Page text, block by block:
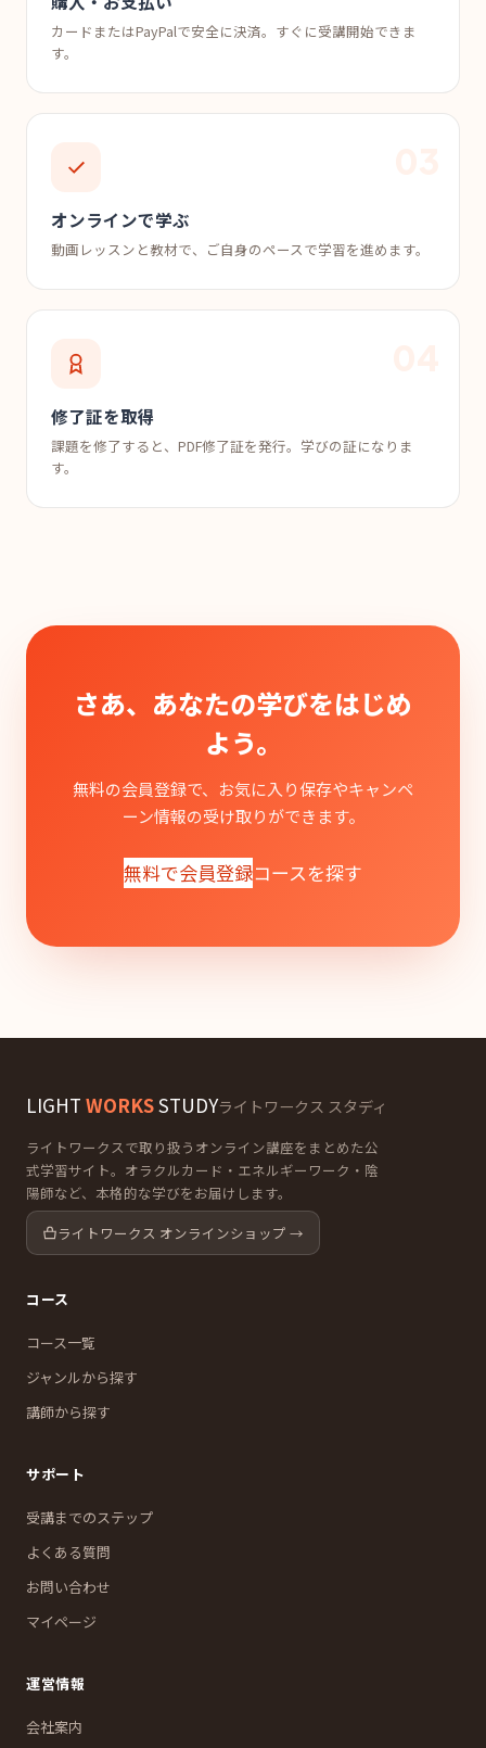
カードまたはPayPalで安全に決済。すぐに受講開始できま
す。
オンラインで学ぶ
動画レッスンと教材で、ご自身のペースで学習を進めます。
修了証を取得
課題を修了すると、PDF修了証を発行。学びの証になりま
す。
さあ、あなたの学びをはじめ
よう。
無料の会員登録で、お気に入り保存やキャンペ
ーン情報の受け取りができます。
無料で会員登録コースを探す
LIGHT WORKSSTUDYライトワークス スタディ
ライトワークスで取り扱うオンライン講座をまとめた公
式学習サイト。オラクルカード・エネルギーワーク・陰
陽師など、本格的な学びをお届けします。
ライトワークス オンラインショップ →
コース
コース一覧
ジャンルから探す
講師から探す
サポート
受講までのステップ
よくある質問
お問い合わせ
マイページ
運営情報
会社案内